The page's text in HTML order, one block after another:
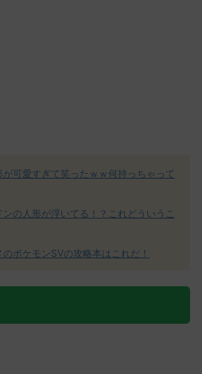
が可愛すぎて笑ったｗｗ何持っちゃって
ンの人形が浮いてる！？これどういうこ
ポケモンSVの攻略本はこれだ！